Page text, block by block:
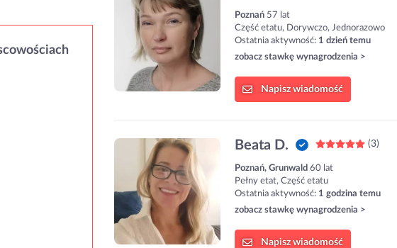
Poznań 57 lat
Część etatu, Dorywczo, Jednorazowo
Ostatnia aktywność: 1 dzień temu
zobacz stawkę wynagrodzenia >
Napisz wiadomość
Beata D. (3)
Poznań, Grunwald 60 lat
Pełny etat, Część etatu
Ostatnia aktywność: 1 godzina temu
zobacz stawkę wynagrodzenia >
Napisz wiadomość